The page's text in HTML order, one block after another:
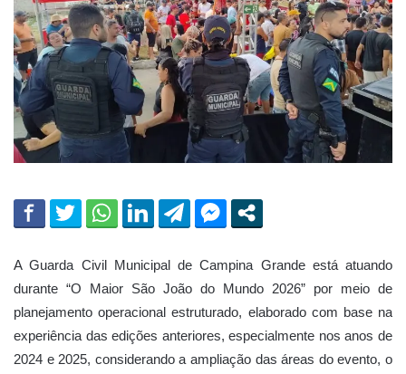
A Guarda Civil Municipal de Campina Grande está atuando
durante “O Maior São João do Mundo 2026” por meio de
planejamento operacional estruturado, elaborado com base na
experiência das edições anteriores, especialmente nos anos de
2024 e 2025, considerando a ampliação das áreas do evento, o